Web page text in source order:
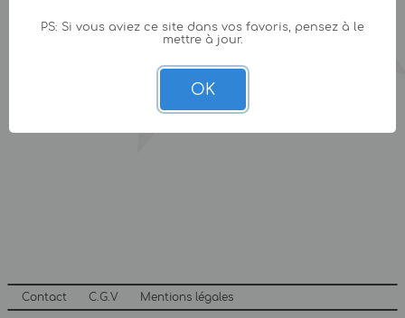
Contact C.G.V Mentions légales
PS: Si vous aviez ce site dans vos favoris, pensez à le
mettre à jour.
OK